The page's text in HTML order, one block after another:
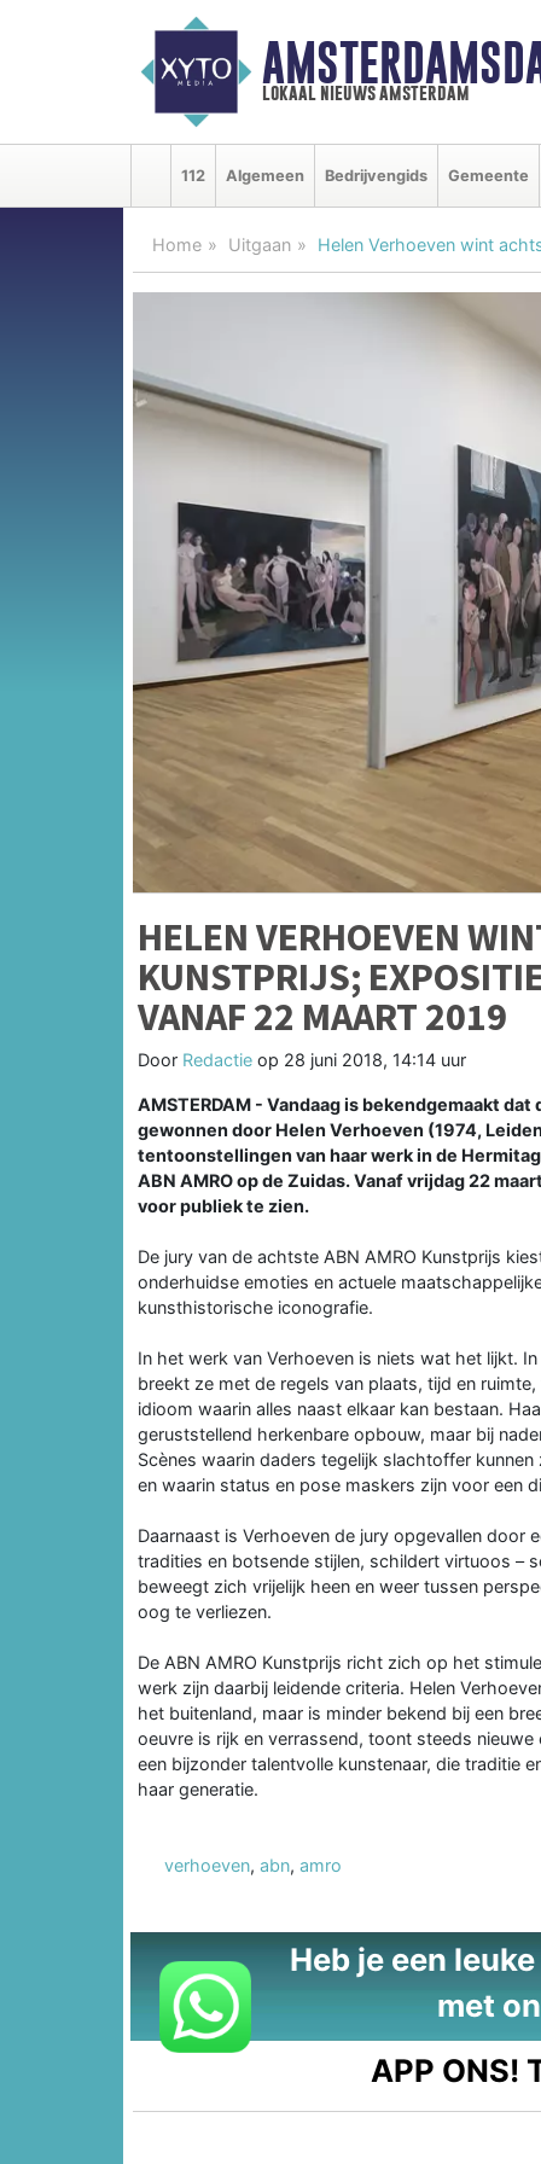
lokaal nieuws amsterdam
112 Algemeen Bedrijvengids Gemeente
Home Uitgaan Helen Verhoeven wint
HELEN VERHOEVEN
KUNSTPRIJS;
VANAF 22 MAART 2019
Door Redactie op 28 juni 2018, 14:14 uur
AMSTERDAM - Vandaag is bekendgemaakt
gewonnen door Helen Verhoeven (1974,
tentoonstellingen van haar werk in de
ABN AMRO op de Zuidas. Vanaf vrijdag 22
voor publiek te zien.
De jury van de achtste ABN AMRO Kunstprijs
onderhuidse emoties en actuele
kunsthistorische iconografie.
In het werk van Verhoeven is niets wat het lijkt.
breekt ze met de regels van plaats, tijd en
idioom waarin alles naast elkaar kan bestaan.
geruststellend herkenbare opbouw, maar bij
Scènes waarin daders tegelijk slachtoffer
en waarin status en pose maskers zijn voor een
Daarnaast is Verhoeven de jury opgevallen
tradities en botsende stijlen, schildert virtuoos –
beweegt zich vrijelijk heen en weer tussen
oog te verliezen.
De ABN AMRO Kunstprijs richt zich op het
werk zijn daarbij leidende criteria. Helen
het buitenland, maar is minder bekend bij een
oeuvre is rijk en verrassend, toont steeds
een bijzonder talentvolle kunstenaar, die traditie
haar generatie.
verhoeven, abn, amro
Heb je een
met
APP ONS!